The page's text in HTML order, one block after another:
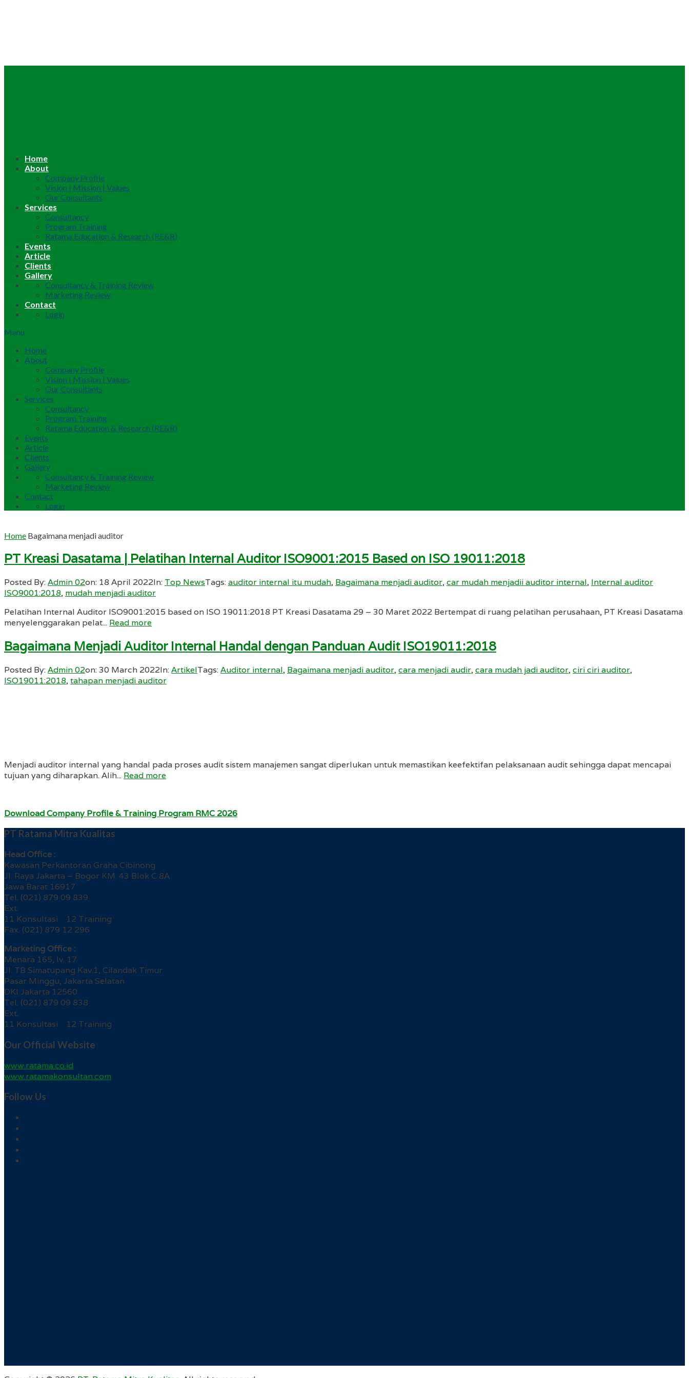
Home
About
Company Profile
Vision | Mission | Values
Our Consultants
Services
Consultancy
Program Training
Ratama Education & Research (RE&R)
Events
Article
Clients
Gallery
Consultancy & Training Review
Marketing Review
Contact
Login
Menu
Home
About
Company Profile
Vision | Mission | Values
Our Consultants
Services
Consultancy
Program Training
Ratama Education & Research (RE&R)
Events
Article
Clients
Gallery
Consultancy & Training Review
Marketing Review
Contact
Login
Home Bagaimana menjadi auditor
PT Kreasi Dasatama | Pelatihan Internal Auditor ISO9001:2015 Based on ISO 19011:2018
Posted By:Admin 02on: 18 April 2022In: Top NewsTags:auditor internal itu mudah, Bagaimana menjadi auditor,car mudah menjadii auditor internal, Internal auditor
ISO9001:2018, mudah menjadi auditor
Pelatihan Internal Auditor ISO9001:2015 based on ISO 19011:2018 PT Kreasi Dasatama 29 – 30 Maret 2022 Bertempat di ruang pelatihan perusahaan, PT Kreasi Dasatama
menyelenggarakan pelat... Read more
Bagaimana Menjadi Auditor Internal Handal dengan Panduan Audit ISO19011:2018
Posted By:Admin 02on:30 March 2022In:ArtikelTags:Auditor internal, Bagaimana menjadi auditor,cara menjadi audir,cara mudah jadi auditor,ciri ciri auditor,
ISO19011:2018,tahapan menjadi auditor
Menjadi auditor internal yang handal pada proses audit sistem manajemen sangat diperlukan untuk memastikan keefektifan pelaksanaan audit sehingga dapat mencapai
tujuan yang diharapkan. Alih... Read more
Download Company Profile & Training Program RMC 2026
PT Ratama Mitra Kualitas
Head Office :
Kawasan Perkantoran Graha Cibinong
Jl. Raya Jakarta – Bogor KM. 43 Blok C 8A
Jawa Barat 16917
Tel. (021) 879 09 839
Ext.
11 Konsultasi 12 Training
Fax. (021) 879 12 296
Marketing Office :
Menara 165, lv. 17
Jl. TB Simatupang Kav.1, Cilandak Timur
Pasar Minggu, Jakarta Selatan
DKI Jakarta 12560
Tel. (021) 879 09 838
Ext.
11 Konsultasi 12 Training
Our Official Website
www.ratama.co.id
www.ratamakonsultan.com
Follow Us